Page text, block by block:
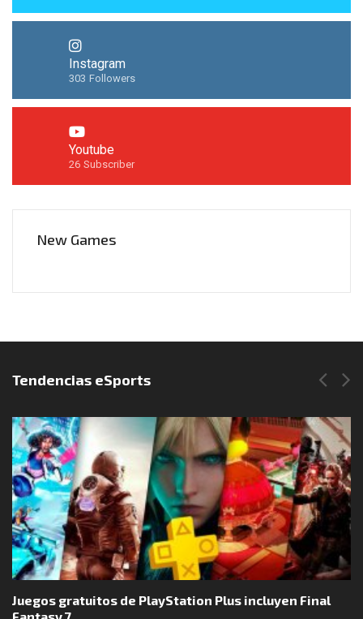
Instagram
303 Followers
Youtube
26 Subscriber
New Games
Síguenos en Instagram
Tendencias eSports
Juegos gratuitos de PlayStation Plus incluyen Final